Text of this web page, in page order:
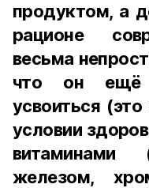
продуктом, а
рационе
весьма
что он ещё
усвоиться
условии
витаминами
железом,